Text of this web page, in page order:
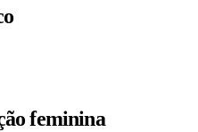
feminina